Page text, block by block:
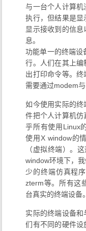
与一台个人计算
执行，但结果是
显示接收到的信
息。
功能单一的终端设
行。人们在其上
出打印命令等。
需要通过modem
如今使用实际的
件把个人计算机
乎所有使用Linux
使用X window的
（虚拟终端）。
window环境下，
少的终端仿真程
zterm等。所有这
台真实的终端设备。
实际的终端设备
们有不同的硬件